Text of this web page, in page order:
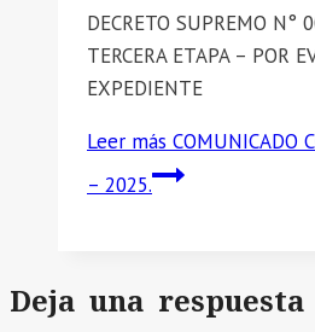
DECRETO SUPREMO N°
TERCERA ETAPA – POR
EXPEDIENTE
Leer más COMUNICADO
– 2025.
Deja una respuesta